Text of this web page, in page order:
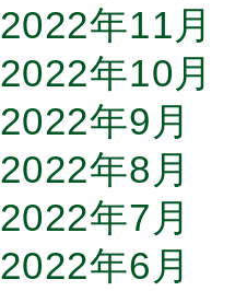
2022年11月
2022年10月
2022年9月
2022年8月
2022年7月
2022年6月